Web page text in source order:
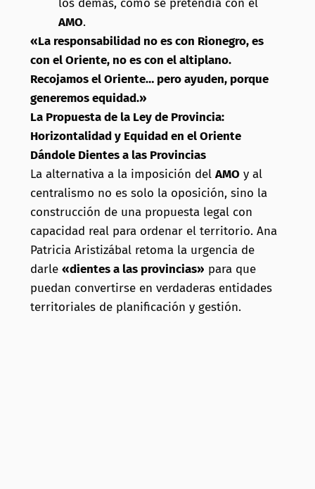
los demás, como se pretendía con el
AMO.
«La responsabilidad no es con Rionegro, es
con el Oriente, no es con el altiplano.
Recojamos el Oriente… pero ayuden, porque
generemos equidad.»
La Propuesta de la Ley de Provincia:
Horizontalidad y Equidad en el Oriente
Dándole Dientes a las Provincias
La alternativa a la imposición del AMOy al
centralismo no es solo la oposición, sino la
construcción de una propuesta legal con
capacidad real para ordenar el territorio. Ana
Patricia Aristizábal retoma la urgencia de
darle «dientes a las provincias» para que
puedan convertirse en verdaderas entidades
territoriales de planificación y gestión.